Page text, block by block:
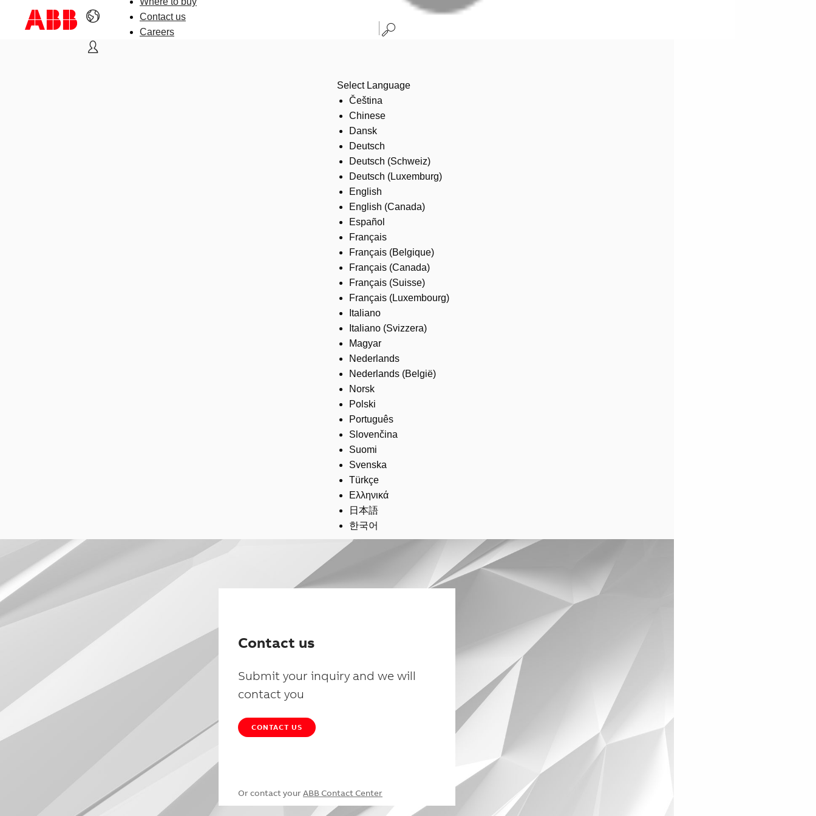
Contact us
Careers
Select Language
Čeština
Chinese
Dansk
Deutsch
Deutsch (Schweiz)
Deutsch (Luxemburg)
English
English (Canada)
Español
Français
Français (Belgique)
Français (Canada)
Français (Suisse)
Français (Luxembourg)
Italiano
Italiano (Svizzera)
Magyar
Nederlands
Nederlands (België)
Norsk
Polski
Português
Slovenčina
Suomi
Svenska
Türkçe
Ελληνικά
日本語
한국어
Contact us
Submit your inquiry and we will
contact you
CONTACT US
Or contact your ABB Contact Center